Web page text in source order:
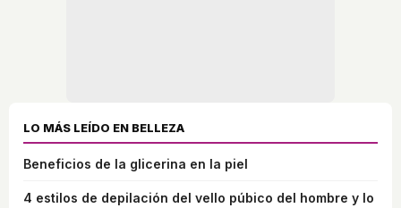
LO MÁS LEÍDO EN BELLEZA
Beneficios de la glicerina en la piel
4 estilos de depilación del vello púbico del hombre y lo